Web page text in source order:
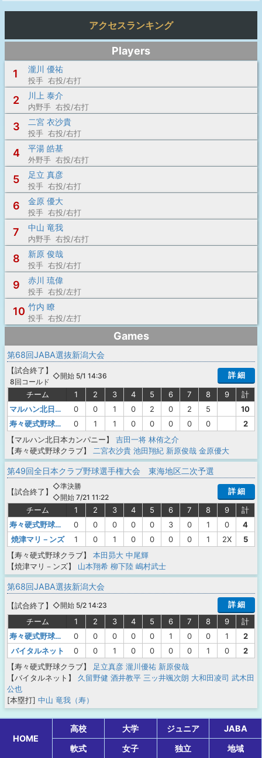
アクセスランキング
Players
1
瀧川 優祐
投手 右投/右打
2 川上 泰介
内野手 右投/右打
3 二宮 衣沙貴
投手 右投/右打
4 平湯 皓基
外野手 右投/右打
5 足立 真彦
投手 右投/右打
6 金原 優大
投手 右投/右打
7 中山 竜我
内野手 右投/右打
8 新原 俊哉
投手 右投/右打
9 赤川 琉偉
投手 右投/左打
10 竹内 瞭
投手 右投/左打
Games
第68回JABA選抜新潟大会
【試合終了 】
8回コールド
◇開始 5/1 14:36 詳 細
チーム 1 2 3 4 5 6 7 8 9
計
マルハン北日本カンパニー
0 0 1 0 2 0 2 5
10
寿々硬式野球クラブ
0 1 1 0 0 0 0 0
2
【マルハン北日本カンパニー】
吉田一将 林侑之介
【寿々硬式野球クラブ】
二宮衣沙貴 池田翔紀 新原俊哉 金原優大
第49回全日本クラブ野球選手権大会 東海地区二次予選
【試合終了 】
◇準決勝
◇開始 7/21 11:22
詳 細
チーム 1 2 3 4 5 6 7 8 9
計
寿々硬式野球クラブ
0 0 0 0 0 3 0 1 0
4
焼津マリ－ンズ
1 0 1 0 0 0 0 1 2X
5
【寿々硬式野球クラブ】
本田昴大 中尾輝
【焼津マリ－ンズ】
山本翔希 柳下陸 嶋村武士
第68回JABA選抜新潟大会
【試合終了 】 ◇開始 5/2 14:23
詳 細
チーム
1 2 3 4 5 6 7 8 9
計
寿々硬式野球クラブ
0 0 0 0 0 1 0 0 1
2
バイタルネット
0 0 1 0 0 0 0 1 0
2
【寿々硬式野球クラブ】
足立真彦 瀧川優祐 新原俊哉
【バイタルネット】
久留野健 酒井教平 三ッ井颯次朗 大和田凌司 武木田
公也
[本塁打] 中山 竜我（寿）
HOME
高校 大学 ジュニア
JABA
軟式
女子 独立 地域